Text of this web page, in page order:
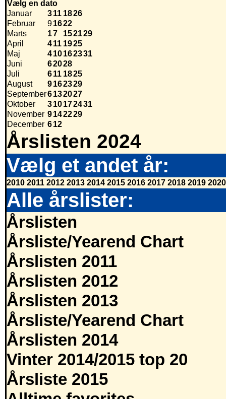
Vælg en dato
Januar
311 1826
Februar
91622
Marts
17 152129
April
411 1925
Maj
410162331
Juni
62028
Juli
611 1825
August
9162329
September6132027
Oktober
310172431
November 9142229
December 612
Årslisten 2024
Vælg et andet år:
2010 2011 2012 2013 2014 2015 2016 2017 2018 2019 2020
Alle årslister:
Årslisten
Årsliste/Yearend Chart
Årslisten 2011
Årslisten 2012
Årslisten 2013
Årsliste/Yearend Chart
Årslisten 2014
Vinter 2014/2015 top 20
Årsliste 2015